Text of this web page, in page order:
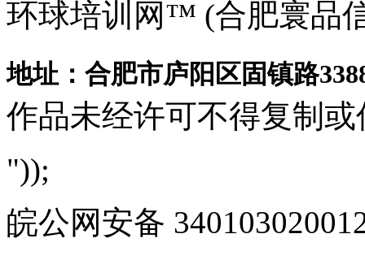
环球培训网™ (合肥寰品
地址：合肥市庐阳区固镇路
作品未经许可不得复制或
"));
皖公网安备